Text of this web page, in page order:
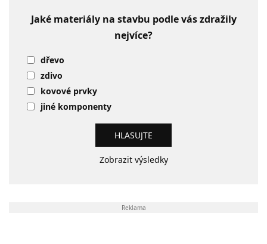
Jaké materiály na stavbu podle vás zdražily
nejvíce?
dřevo
zdivo
kovové prvky
jiné komponenty
Zobrazit výsledky
Reklama